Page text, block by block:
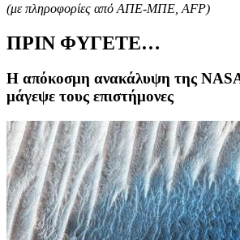
(με πληροφορίες από ΑΠΕ-ΜΠΕ, AFP)
ΠΡΙΝ ΦΥΓΕΤΕ…
Η απόκοσμη ανακάλυψη της
μάγεψε τους επιστήμονες